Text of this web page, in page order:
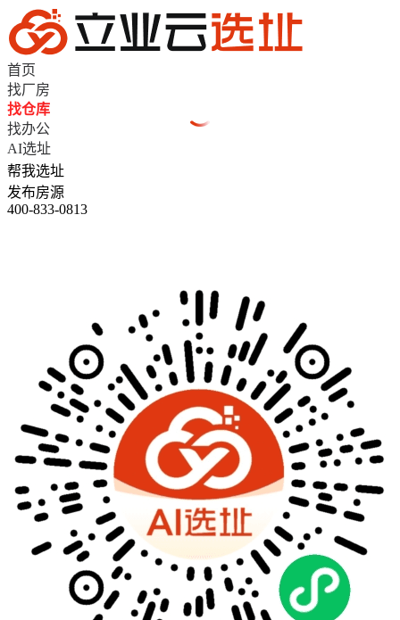
首页
找厂房
找仓库
找办公
AI选址
帮我选址
发布房源
400-833-0813